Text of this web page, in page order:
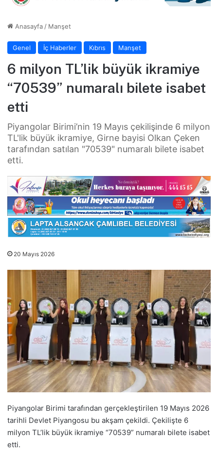
Anasayfa / Manşet
Genel İç Haberler Kıbrıs Manşet
6 milyon TL’lik büyük ikramiye
“70539” numaralı bilete isabet
etti
Piyangolar Birimi’nin 19 Mayıs çekilişinde 6 milyon
TL'lik büyük ikramiye, Girne bayisi Olkan Çeken
tarafından satılan "70539" numaralı bilete isabet
etti.
20 Mayıs 2026
Piyangolar Birimi tarafından gerçekleştirilen 19 Mayıs 2026
tarihli Devlet Piyangosu bu akşam çekildi. Çekilişte 6
milyon TL’lik büyük ikramiye “70539” numaralı bilete isabet
etti.